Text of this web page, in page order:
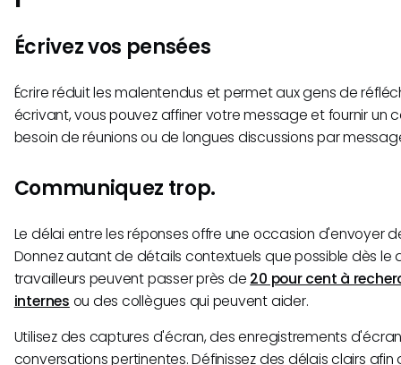
Écrivez vos pensées
Écrire réduit les malentendus et permet aux gens de
écrivant, vous pouvez affiner votre message et fournir un
besoin de réunions ou de longues discussions par
Communiquez trop.
Le délai entre les réponses offre une occasion d'envoyer
Donnez autant de détails contextuels que possible dès le
travailleurs peuvent passer près de 20 pour cent à
internes ou des collègues qui peuvent aider.
Utilisez des captures d'écran, des enregistrements
conversations pertinentes. Définissez des délais clairs